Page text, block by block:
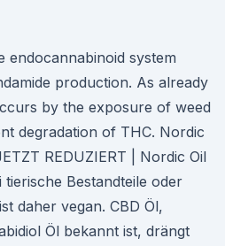
endocannabinoid system
production. As already
by the exposure of weed
degradation of THC. Nordic
REDUZIERT | Nordic Oil
Bestandteile oder
daher vegan. CBD Öl,
Öl bekannt ist, drängt